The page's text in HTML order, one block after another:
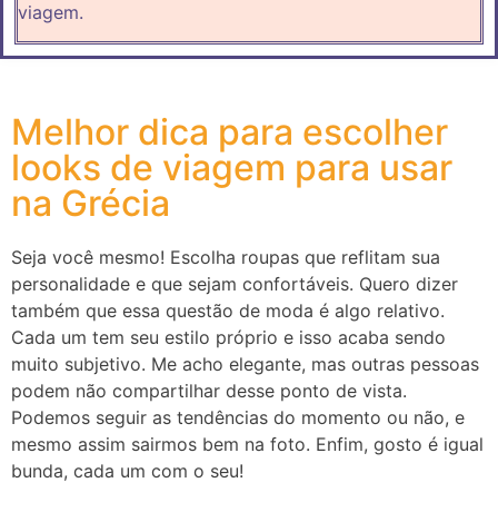
viagem.
Melhor dica para escolher
looks de viagem para usar
na Grécia
Seja você mesmo! Escolha roupas que reflitam sua
personalidade e que sejam confortáveis. Quero dizer
também que essa questão de moda é algo relativo.
Cada um tem seu estilo próprio e isso acaba sendo
muito subjetivo. Me acho elegante, mas outras pessoas
podem não compartilhar desse ponto de vista.
Podemos seguir as tendências do momento ou não, e
mesmo assim sairmos bem na foto. Enfim, gosto é igual
bunda, cada um com o seu!